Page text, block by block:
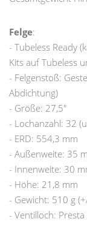
Felge:
- Tubeless Ready
Kits auf Tubeless
- Felgenstoß:
Abdichtung)
- Größe: 27,5"
- Lochanzahl: 32
- ERD: 554,3 mm
- Außenweite: 35
- Innenweite: 30
- Höhe: 21,8 mm
- Gewicht: 510 g
- Ventilloch: Presta